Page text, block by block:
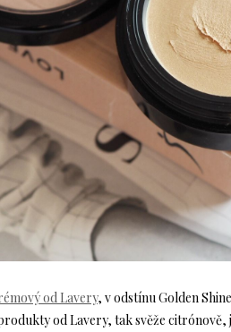
od Lavery, v odstínu Golden
od Lavery, tak svěže citrónově,